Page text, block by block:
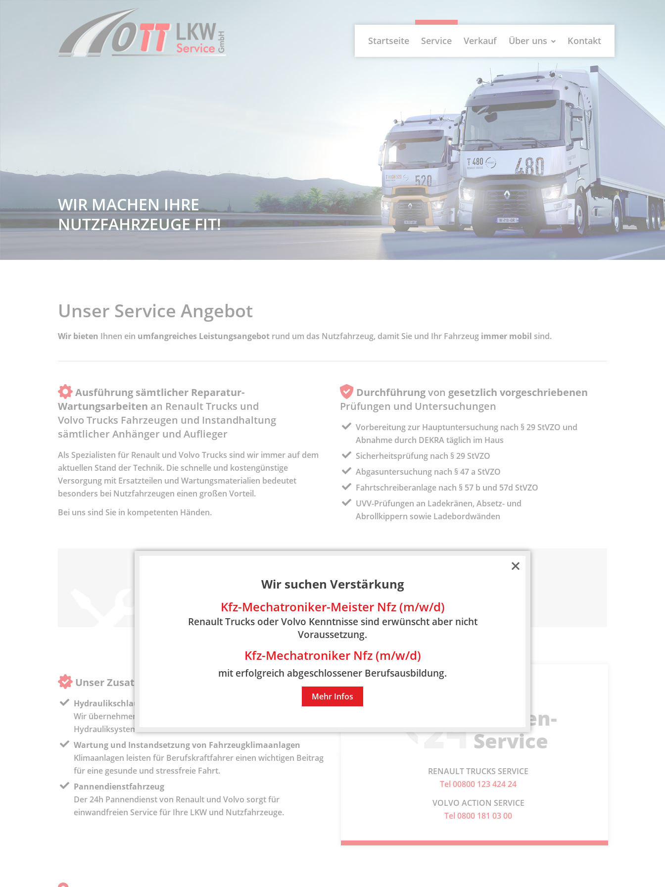
Startseite Service Verkauf Über uns Kontakt
WIR MACHEN IHRE
NUTZFAHRZEUGE FIT!
Unser Service Angebot
Wir bieten Ihnen ein umfangreiches Leistungsangebot rund um das Nutzfahrzeug, damit Sie und Ihr Fahrzeug immer mobil sind.
Ausführung sämtlicher Reparatur-
Wartungsarbeiten an Renault Trucks und
Volvo Trucks Fahrzeugen und Instandhaltung
sämtlicher Anhänger und Auflieger
Als Spezialisten für Renault und Volvo Trucks sind wir immer auf dem
aktuellen Stand der Technik. Die schnelle und kostengünstige
Versorgung mit Ersatzteilen und Wartungsmaterialien bedeutet
besonders bei Nutzfahrzeugen einen großen Vorteil.
Bei uns sind Sie in kompetenten Händen.
Durchführungvon gesetzlich vorgeschriebenen
Prüfungen und Untersuchungen
Vorbereitung zur Hauptuntersuchung nach § 29 StVZO und
Abnahme durch DEKRA täglich im Haus
Sicherheitsprüfung nach § 29 StVZO
Abgasuntersuchung nach § 47 a StVZO
Fahrtschreiberanlage nach § 57 b und 57d StVZO
UVV-Prüfungen an Ladekränen, Absetz- und
Abrollkippern sowie Ladebordwänden
Des weiteren erhalten Sie bei uns passendeErsatzteile und Zubehör
07472 96 67 90oderlager@ott-lkw-service.de
Unser Zusatz-Service-Angebot für Sie
Hydraulikschlauchfertigung und Hydraulikinstandsetzung
Wir übernehmen die Reparatur, Wartung und Instandsetzung von
Hydrauliksystemen.
Wartung und Instandsetzung von Fahrzeugklimaanlagen
Klimaanlagen leisten für Berufskraftfahrer einen wichtigen Beitrag
für eine gesunde und stressfreie Fahrt.
Pannendienstfahrzeug
Der 24h Pannendienst von Renault und Volvo sorgt für
einwandfreien Service für Ihre LKW und Nutzfahrzeuge.
Pannen-
Service
RENAULT TRUCKS SERVICE
Tel 00800 123 424 24
VOLVO ACTION SERVICE
Tel 0800 181 03 00
Wir suchen Verstärkung
Kfz-Mechatroniker-Meister Nfz (m/w/d)
Renault Trucks oder Volvo Kenntnisse sind erwünscht aber nicht
Voraussetzung.
Kfz-Mechatroniker Nfz (m/w/d)
mit erfolgreich abgeschlossener Berufsausbildung.
Mehr Infos